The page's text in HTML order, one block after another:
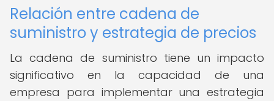
Relación entre cadena de
suministro y estrategia de precios
La cadena de suministro tiene un impacto
significativo en la capacidad de una
empresa para implementar una estrategia